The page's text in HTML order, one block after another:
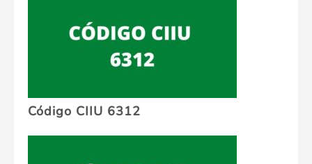
Código CIIU 6312